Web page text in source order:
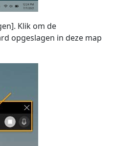
Klik om de
opgeslagen in deze map